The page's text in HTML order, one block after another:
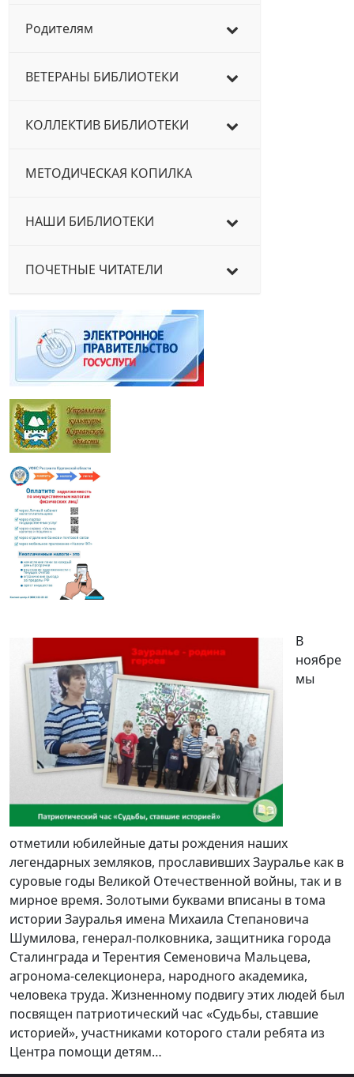
Родителям
ВЕТЕРАНЫ БИБЛИОТЕКИ
КОЛЛЕКТИВ БИБЛИОТЕКИ
МЕТОДИЧЕСКАЯ КОПИЛКА
НАШИ БИБЛИОТЕКИ
ПОЧЕТНЫЕ ЧИТАТЕЛИ
В
ноябре
мы
отметили юбилейные даты рождения наших
легендарных земляков, прославивших Зауралье как в
суровые годы Великой Отечественной войны, так и в
мирное время. Золотыми буквами вписаны в тома
истории Зауралья имена Михаила Степановича
Шумилова, генерал-полковника, защитника города
Сталинграда и Терентия Семеновича Мальцева,
агронома-селекционера, народного академика,
человека труда. Жизненному подвигу этих людей был
посвящен патриотический час «Судьбы, ставшие
историей», участниками которого стали ребята из
Центра помощи детям…